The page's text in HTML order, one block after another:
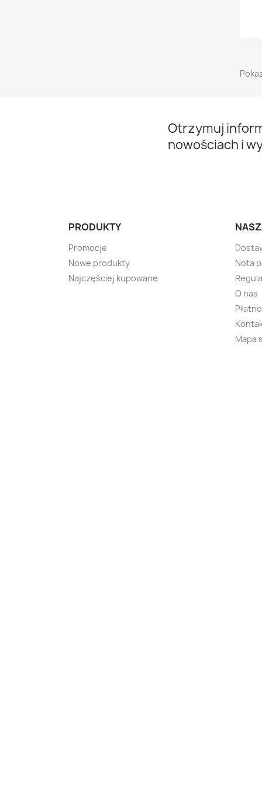
Otrzymuj
nowościach i
PRODUKTY
Promocje
Nowe produkty
Najczęściej kupowane
Nota
O nas
Mapa